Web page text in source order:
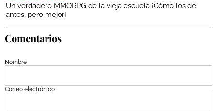
Un verdadero MMORPG de la vieja escuela ¡Cómo los de
antes, pero mejor!
Comentarios
Nombre
Correo electrónico